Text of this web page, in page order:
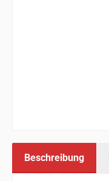
Beschreibung